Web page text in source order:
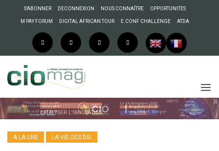
S’ABONNER DECONNEXION NOUS CONNAÎTRE OPPORTUNITES
M PAY FORUM DIGITAL AFRICAN TOUR E.CONF CHALLENGE ATDA
A LA UNE LA VIE DES DSI